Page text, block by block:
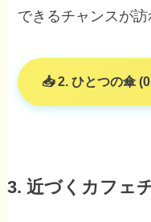
できるチャンスが
2. ひとつの傘
3. 近づくカフェ